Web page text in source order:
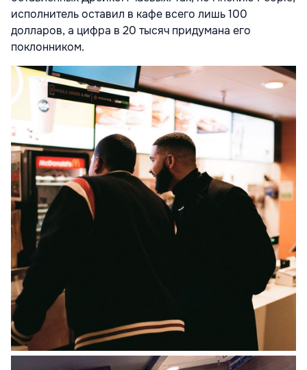
исполнитель оставил в кафе всего лишь 100
долларов, а цифра в 20 тысяч придумана его
поклонником.